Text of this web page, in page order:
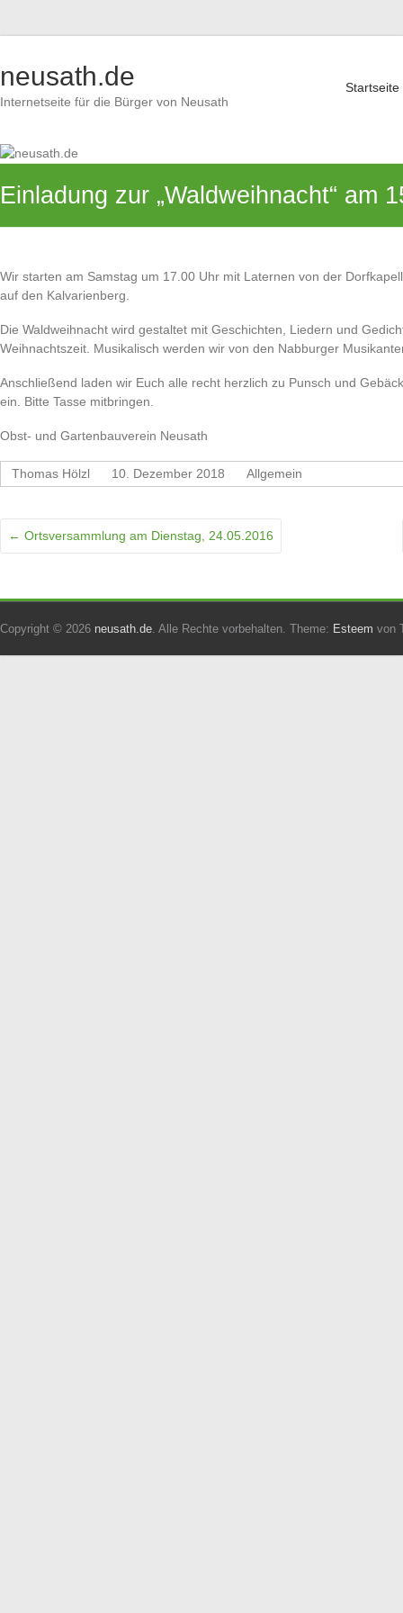
springen
neusath.de
Internetseite für die Bürger von Neusath
Startseite
Einladung zur „Waldweihnacht“ am
Wir starten am Samstag um 17.00 Uhr mit Laternen von der
auf den Kalvarienberg.
Die Waldweihnacht wird gestaltet mit Geschichten, Liedern und
Weihnachtszeit. Musikalisch werden wir von den Nabburger
Anschließend laden wir Euch alle recht herzlich zu Punsch und
ein. Bitte Tasse mitbringen.
Obst- und Gartenbauverein Neusath
Thomas Hölzl 10. Dezember 2018 Allgemein
← Ortsversammlung am Dienstag, 24.05.2016
Copyright © 2026 neusath.de. Alle Rechte vorbehalten. Theme: Esteem von